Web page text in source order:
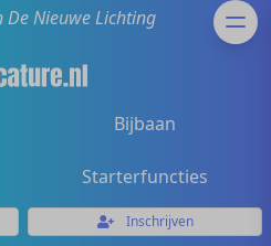
De Nieuwe Lichting
Bijbaan
Starterfuncties
Inschrijven